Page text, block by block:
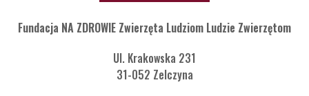
Fundacja NA ZDROWIE Zwierzęta Ludziom Ludzie Zwierzętom
Ul. Krakowska 231
31-052 Zelczyna